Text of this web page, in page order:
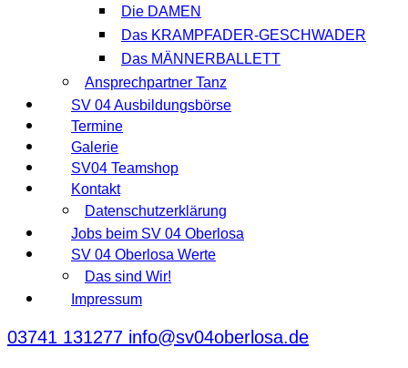
Die DAMEN
Das KRAMPFADER-GESCHWADER
Das MÄNNERBALLETT
Ansprechpartner Tanz
SV 04 Ausbildungsbörse
Termine
Galerie
SV04 Teamshop
Kontakt
Datenschutzerklärung
Jobs beim SV 04 Oberlosa
SV 04 Oberlosa Werte
Das sind Wir!
Impressum
03741 131277 info@sv04oberlosa.de